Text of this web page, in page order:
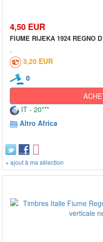
4,50 EUR
FIUME RIJEKA 1924 REGNO
3,20 EUR
0
IT - 20***
Altro Africa
+ ajout à ma sélection